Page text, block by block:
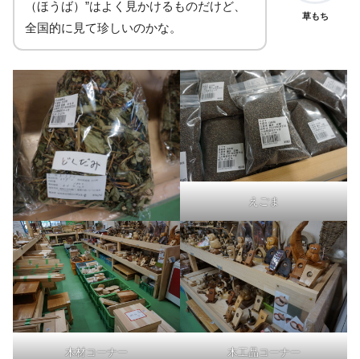
（ほうば）”はよく見かけるものだけど、
全国的に見て珍しいのかな。
草もち
えごま
木材コーナー 木工品コーナー